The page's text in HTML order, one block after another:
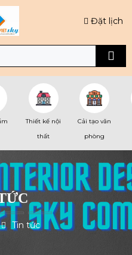
Đặt lịch
Thiết kế nội
thất
Cải tạo văn
phòng
Tin tức